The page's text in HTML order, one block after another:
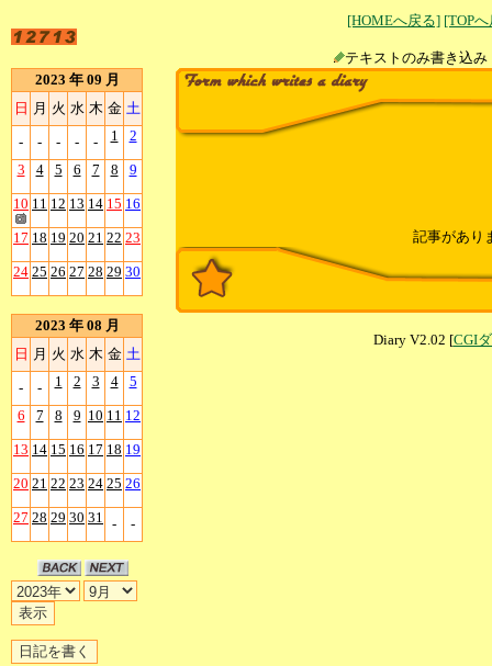
[HOMEへ戻る] [TOP
テキストのみ書
2023 年 09 月
日 月 火 水 木 金 土
- - - - - 1 2
3 4 5 6 7 8 9
10 11 12 13 14 15 16
17 18 19 20 21 22 23
24 25 26 27 28 29 30
2023 年 08 月
日 月 火 水 木 金 土
- - 1 2 3 4 5
6 7 8 9 10 11 12
13 14 15 16 17 18 19
20 21 22 23 24 25 26
27 28 29 30 31 - -
記事があり
Diary V2.02 [CGI